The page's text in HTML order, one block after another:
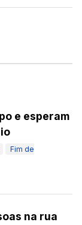
e esperam
Fim de
na rua